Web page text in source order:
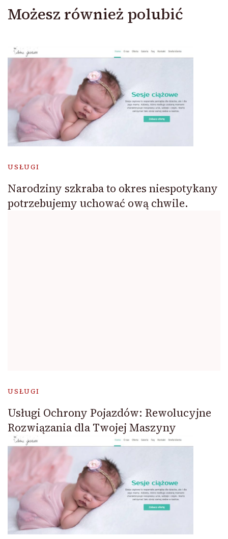
Możesz również polubić
USŁUGI
Narodziny szkraba to okres niespotykany
potrzebujemy uchować ową chwile.
USŁUGI
Usługi Ochrony Pojazdów: Rewolucyjne
Rozwiązania dla Twojej Maszyny